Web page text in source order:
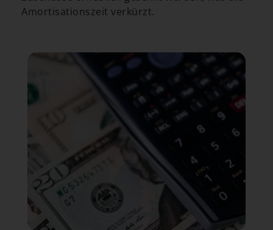
Amortisationszeit verkürzt.